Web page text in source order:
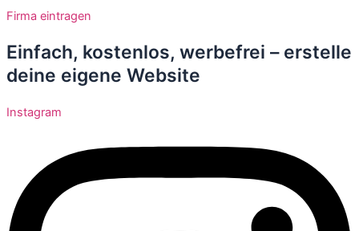
Zum
springen
Firma eintragen
Einfach, kostenlos, werbefrei – erstelle
deine eigene Website
Instagram